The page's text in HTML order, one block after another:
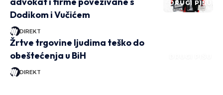
DRUGI PIŠU
Dodikom i Vučićem
DIREKT
Žrtve trgovine ljudima teško do
obeštećenja u BiH
DIREKT